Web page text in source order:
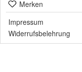
Merken
Impressum
Widerrufsbelehrung